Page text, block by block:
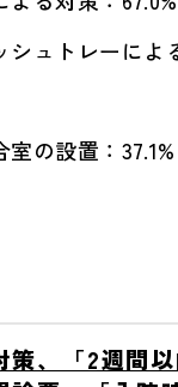
シュトレーによ
室の設置：37.1%
、「2週間